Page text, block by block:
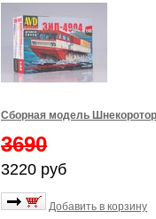
Сборная модель
3690
3220 руб
Добавить в корзину